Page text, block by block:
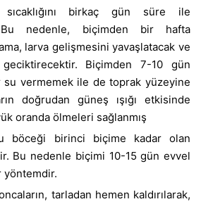
birkaç gün süre ile
Bu nedenle, biçimden bir hafta
larva gelişmesini yavaşlatacak ve
geciktirecektir. Biçimden 7-10 gün
su vermemek ile de toprak yüzeyine
doğrudan güneş ışığı etkisinde
oranda ölmeleri sağlanmış
böceği birinci biçime kadar olan
Bu nedenle biçimi 10-15 gün evvel
yöntemdir.
tarladan hemen kaldırılarak,